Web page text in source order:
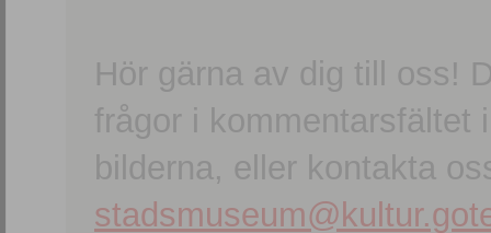
Hör gärna av dig till oss!
frågor i kommentarsfältet
bilderna, eller kontakta